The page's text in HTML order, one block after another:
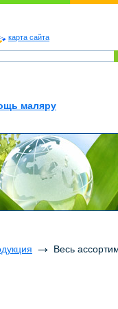
карта сайта
маляру
→ Весь